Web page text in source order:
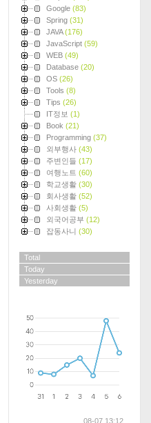
Google (83)
Spring (31)
JAVA(176)
JavaScript (59)
WEB (49)
Database (20)
OS (26)
Tools (8)
Tips (26)
IT정보 (1)
Book (21)
Programming (37)
외부행사 (43)
주변인들 (17)
여행노트 (60)
학교생활 (30)
회사생활 (52)
사회생활 (5)
외국어공부 (12)
잡동사니 (30)
Total
Today
Yesterday
08-07 13:12